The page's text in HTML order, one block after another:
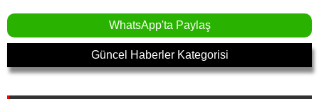
WhatsApp'ta Paylaş
Güncel Haberler Kategorisi